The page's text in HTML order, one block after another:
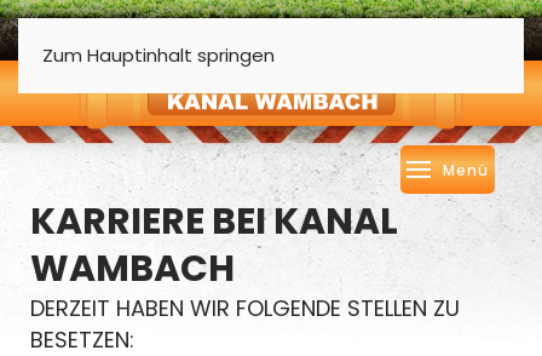
Zum Hauptinhalt springen
Menü
KARRIERE BEI KANAL
WAMBACH
DERZEIT HABEN WIR FOLGENDE STELLEN ZU
BESETZEN: